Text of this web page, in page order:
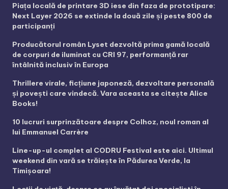
Piața locală de printare 3D iese din faza de prototipare:
Next Layer 2026 se extinde la două zile și peste 800 de
participanți
Producătorul român Lyset dezvoltă prima gamă locală
de corpuri de iluminat cu CRI 97, performanță rar
întâlnită inclusiv în Europa
Thrillere virale, ficțiune japoneză, dezvoltare personală
și povești care vindecă. Vara aceasta se citește Alice
Books!
10 lucruri surprinzătoare despre Colhoz, noul roman al
lui Emmanuel Carrère
Line-up-ul complet al CODRU Festival este aici. Ultimul
weekend din vară se trăiește în Pădurea Verde, la
Timișoara!